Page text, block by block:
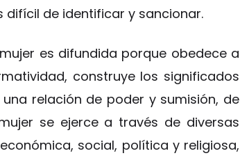
difícil de identificar y sancionar.
es difundida porque obedece a
construye los significados
relación de poder y sumisión, de
se ejerce a través de diversas
social, política y religiosa,